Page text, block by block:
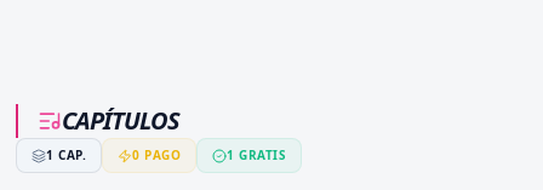
CAPÍTULOS
1 CAP. 0 PAGO 1 GRATIS